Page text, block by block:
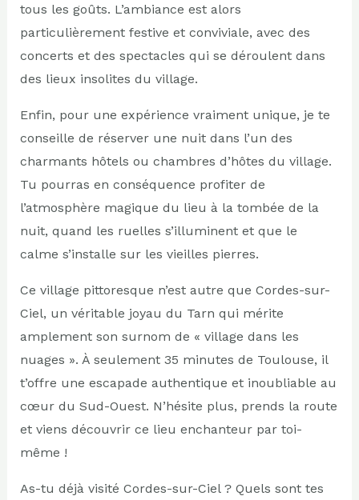
tous les goûts. L’ambiance est alors
particulièrement festive et conviviale, avec des
concerts et des spectacles qui se déroulent dans
des lieux insolites du village.
Enfin, pour une expérience vraiment unique, je te
conseille de réserver une nuit dans l’un des
charmants hôtels ou chambres d’hôtes du village.
Tu pourras en conséquence profiter de
l’atmosphère magique du lieu à la tombée de la
nuit, quand les ruelles s’illuminent et que le
calme s’installe sur les vieilles pierres.
Ce village pittoresque n’est autre que Cordes-sur-
Ciel, un véritable joyau du Tarn qui mérite
amplement son surnom de « village dans les
nuages ». À seulement 35 minutes de Toulouse, il
t’offre une escapade authentique et inoubliable au
cœur du Sud-Ouest. N’hésite plus, prends la route
et viens découvrir ce lieu enchanteur par toi-
même !
As-tu déjà visité Cordes-sur-Ciel ? Quels sont tes